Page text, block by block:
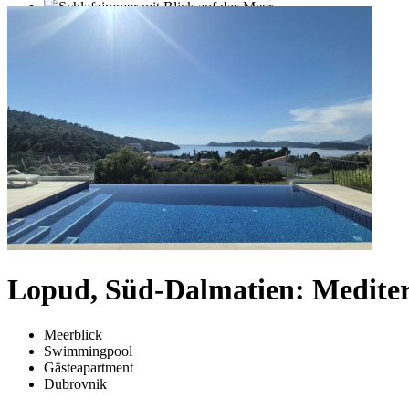
Lopud, Süd-Dalmatien:
Meerblick
Swimmingpool
Gästeapartment
Dubrovnik